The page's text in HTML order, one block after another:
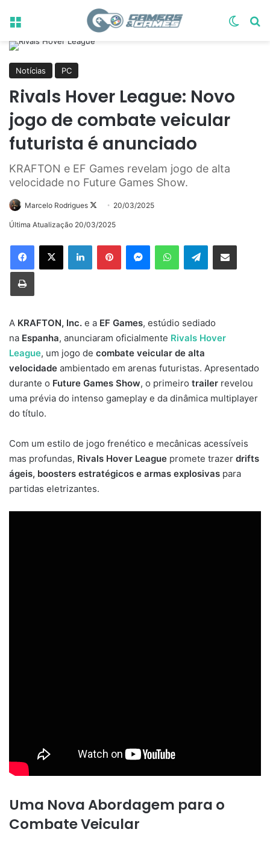
Menu
Notícias PC
Rivals Hover League: Novo
jogo de combate veicular
futurista é anunciado
KRAFTON e EF Games revelam jogo de alta
velocidade no Future Games Show.
Marcelo Rodrigues
Follow
on
20/03/2025
Última Atualização 20/03/2025
LinkedinPinterestMessengerWhatsAppTelegramCompartilhar via e-mail
Imprimir
A KRAFTON, Inc. e a EF Games, estúdio sediado
na Espanha, anunciaram oficialmente Rivals Hover
League, um jogo de combate veicular de alta
velocidade ambientado em arenas futuristas. Apresentado
durante o Future Games Show, o primeiro trailer revelou
uma prévia do intenso gameplay e da dinâmica multiplayer
do título.
Com um estilo de jogo frenético e mecânicas acessíveis
mas profundas, Rivals Hover League promete trazer drifts
ágeis, boosters estratégicos e armas explosivas para
partidas eletrizantes.
Uma Nova Abordagem para o
Combate Veicular